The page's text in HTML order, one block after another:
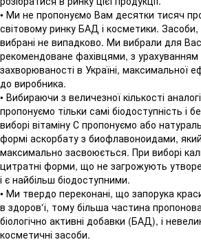
• Ми не пропонуємо Вам десятки тисяч
світовому ринку БАД і косметики. Засоби,
вибрані не випадково. Ми вибрали для
рекомендоване фахівцями, з урахуванням
захворюваності в Україні, максимальної
до виробника.
• Вибираючи з величезної кількості
пропонуємо тільки самі біодоступність і
виборі вітаміну С пропонуємо або
формі аскорбату з биофлавоноидами,
максимально засвоюється. При виборі
цитратні форми, що не загрожують
і є найбільш біодоступними.
• Ми твердо переконані, що запорука
в здоров'ї, тому більша частина
біологічно активні добавки (БАД), і
косметичні засоби.